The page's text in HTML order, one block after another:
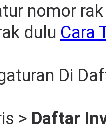
nomor
dulu Cara
Di
> Daftar